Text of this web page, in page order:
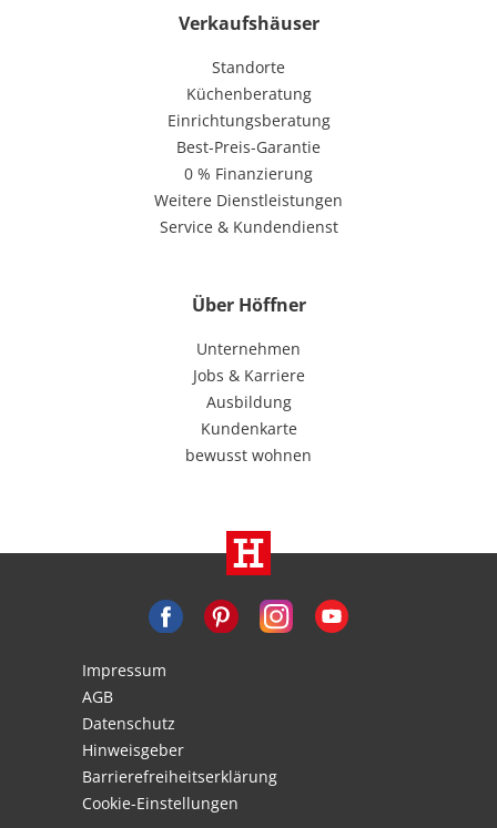
Verkaufshäuser
Standorte
Küchenberatung
Einrichtungsberatung
Best-Preis-Garantie
0 % Finanzierung
Weitere Dienstleistungen
Service & Kundendienst
Über Höffner
Unternehmen
Jobs & Karriere
Ausbildung
Kundenkarte
bewusst wohnen
Impressum
AGB
Datenschutz
Hinweisgeber
Barrierefreiheitserklärung
Cookie-Einstellungen